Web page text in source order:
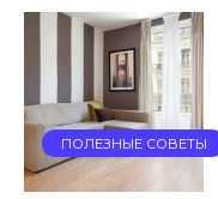
ПОЛЕЗНЫЕ СОВЕТЫ